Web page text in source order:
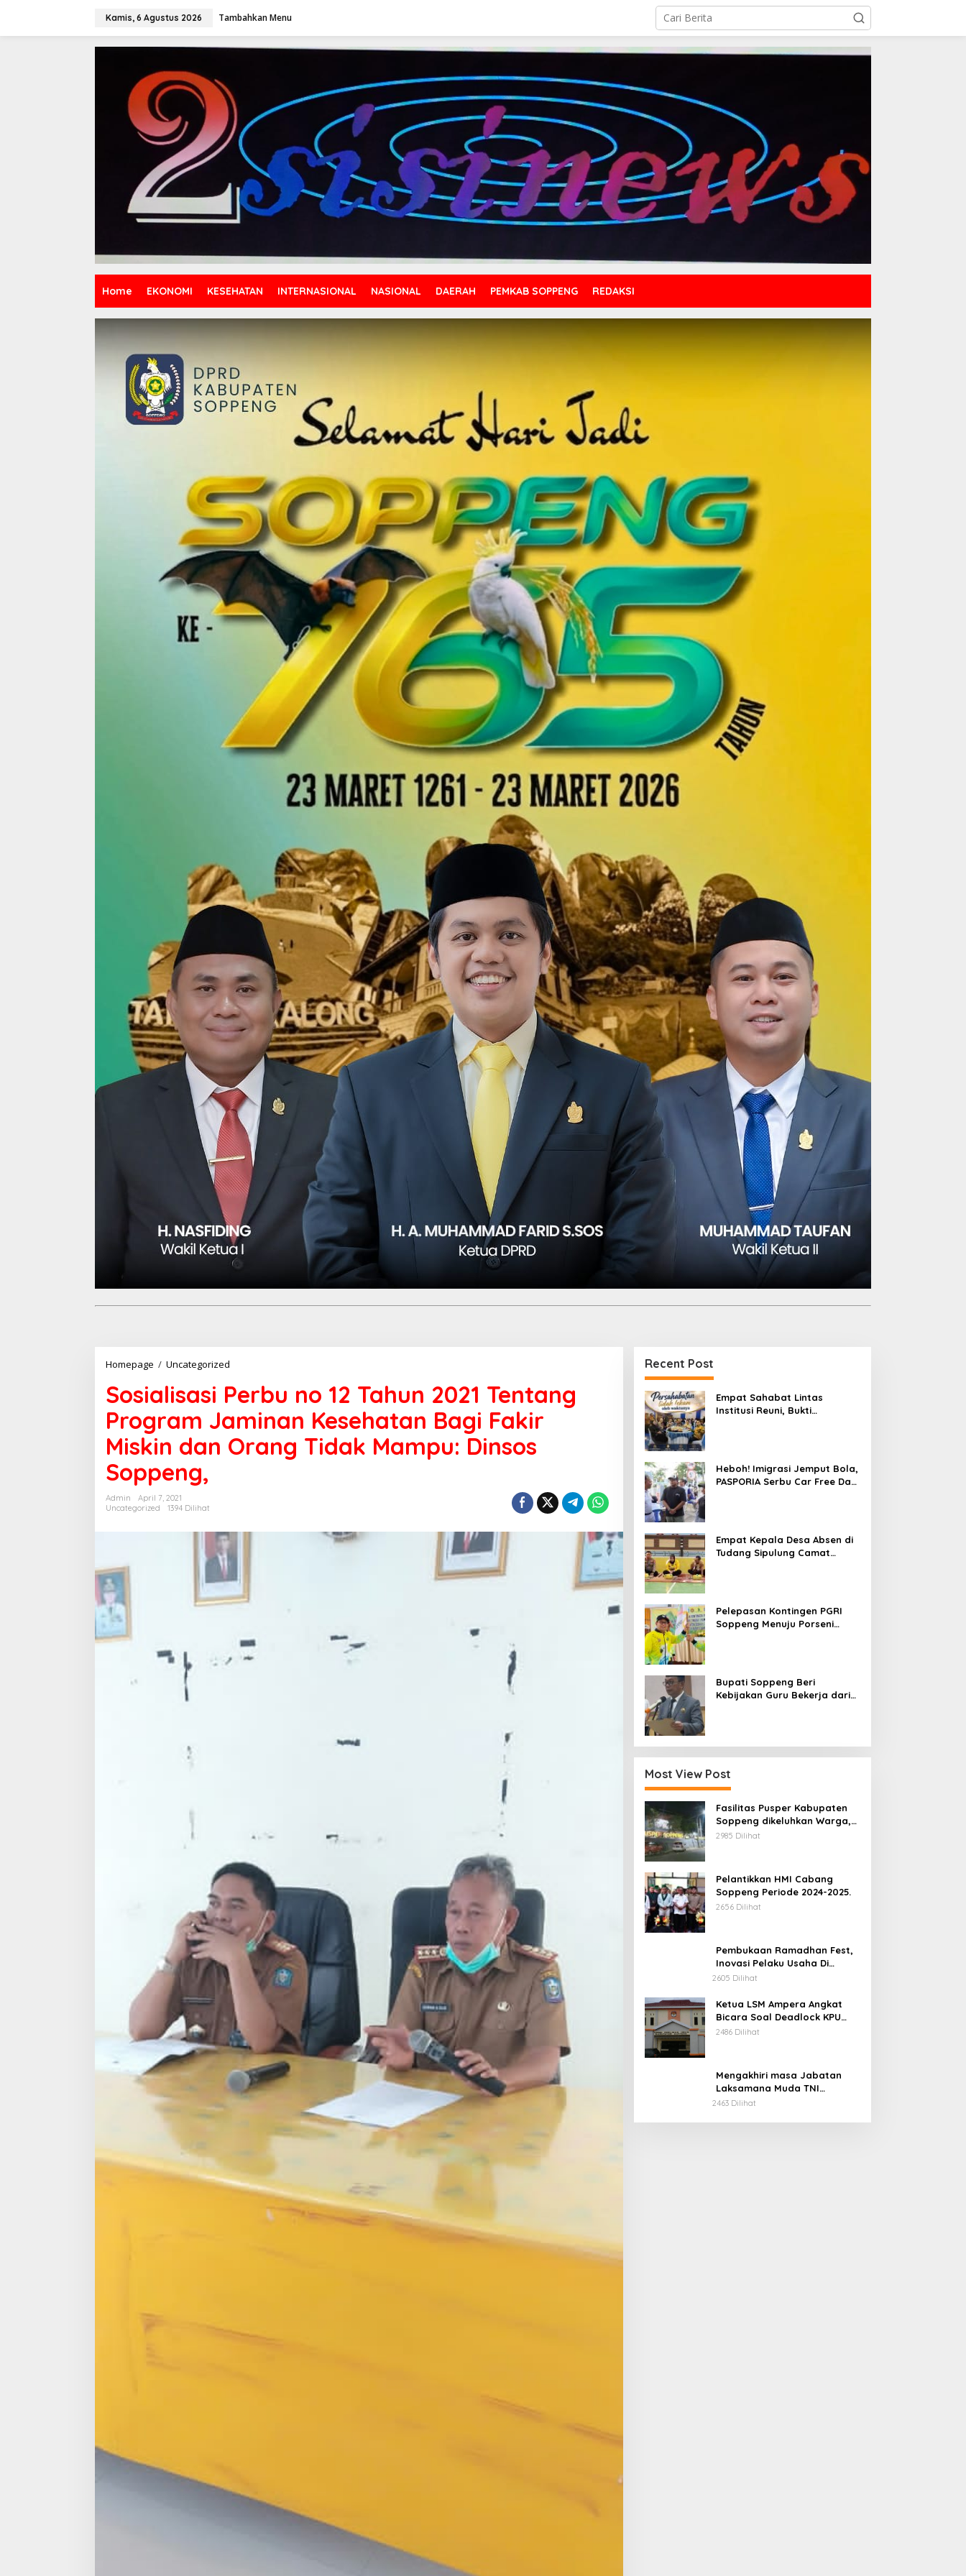
Kamis, 6 Agustus 2026 Tambahkan Menu
Home EKONOMI KESEHATAN INTERNASIONAL NASIONAL DAERAH PEMKAB SOPPENG REDAKSI
Homepage / Uncategorized
no
12
Tahun
2021
Tentang
Program
dan
Orang
Tidak
Dinsos
Soppeng,
Sosialisasi Perbu no 12 Tahun 2021 Tentang
Program Jaminan Kesehatan Bagi Fakir
Miskin dan Orang Tidak Mampu: Dinsos
Soppeng,
Admin
April 7, 2021
Uncategorized
1394 Dilihat
Recent Post
Empat Sahabat Lintas
Institusi Reuni, Bukti
Heboh! Imigrasi Jemput Bola,
PASPORIA Serbu Car Free Day
Empat Kepala Desa Absen di
Tudang Sipulung Camat
Pelepasan Kontingen PGRI
Soppeng Menuju Porseni
Bupati Soppeng Beri
Kebijakan Guru Bekerja dari
Most View Post
Fasilitas Pusper Kabupaten
Soppeng dikeluhkan Warga,
ini Tanggung Jawab Siapa.
2985 Dilihat
Pelantikkan HMI Cabang
Soppeng Periode 2024-2025.
2656 Dilihat
Pembukaan Ramadhan Fest,
Inovasi Pelaku Usaha Di
Kabupaten Soppeng.
2605 Dilihat
Ketua LSM Ampera Angkat
Bicara Soal Deadlock KPU
Kabupaten Soppeng.
2486 Dilihat
Mengakhiri masa Jabatan
Laksamana Muda TNI
Irvansyah, S.H., CHRMP., M.Tr.
2463 Dilihat